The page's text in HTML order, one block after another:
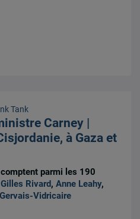
Tank
Carney |
à Gaza et
parmi les 190
Gilles Rivard,Anne Leahy,
Vidricaire